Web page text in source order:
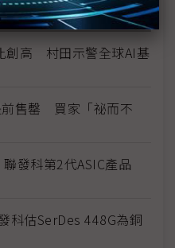
創高 村田示警全球AI基
售罄 買家「祕而不
發科第2代ASIC產品
估SerDes 448G為銅